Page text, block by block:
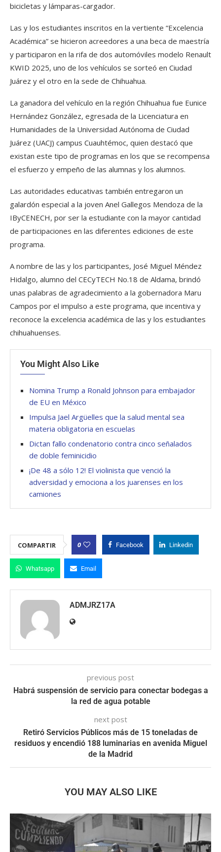
bicicletas y lámparas-cargador.
Las y los estudiantes inscritos en la vertiente “Excelencia
Académica” se hicieron acreedores a una beca de maestría
y participaron en la rifa de dos automóviles modelo Renault
KWID 2025, uno de los vehículos se sorteó en Ciudad
Juárez y el otro en la sede de Chihuahua.
La ganadora del vehículo en la región Chihuahua fue Eunice
Hernández González, egresada de la Licenciatura en
Humanidades de la Universidad Autónoma de Ciudad
Juárez (UACJ) campus Cuauhtémoc, quien destacó que
existan este tipo de programas en los que se recompensa
el esfuerzo y empeño de las alumnas y los alumnos.
Las autoridades educativas también entregaron un
galardón especial a la joven Anel Gallegos Mendoza de la
IByCENECH, por ser la estudiante con la mayor cantidad
de participaciones en las diferentes ediciones de este
programa.
A nombre de las y los participantes, José Miguel Méndez
Hidalgo, alumno del CECyTECH No.18 de Aldama, brindó
unas palabras de agradecimiento a la gobernadora Maru
Campos por el impulso a este programa, que incentiva y
reconoce la excelencia académica de las y los estudiantes
chihuahuenses.
You Might Also Like
Nomina Trump a Ronald Johnson para embajador
de EU en México
Impulsa Jael Argüelles que la salud mental sea
materia obligatoria en escuelas
Dictan fallo condenatorio contra cinco señalados
de doble feminicidio
¡De 48 a sólo 12! El violinista que venció la
adversidad y emociona a los juarenses en los
camiones
COMPARTIR 0 Facebook Linkedin
Whatsapp Email
ADMJRZ17A
previous post
Habrá suspensión de servicio para conectar bodegas a
la red de agua potable
next post
Retiró Servicios Públicos más de 15 toneladas de
residuos y encendió 188 luminarias en avenida Miguel
de la Madrid
YOU MAY ALSO LIKE